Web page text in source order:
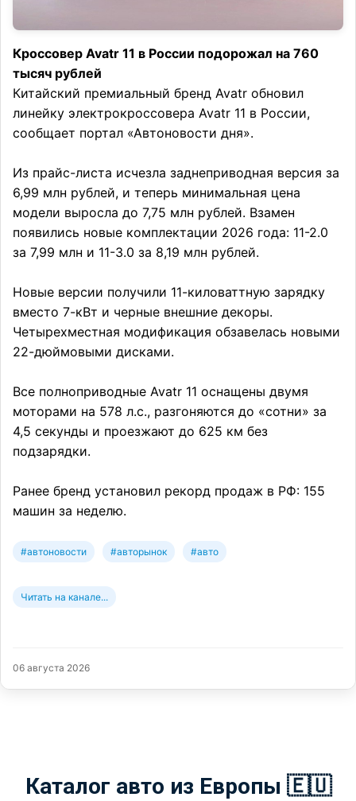
Кроссовер Avatr 11 в России подорожал на 760
тысяч рублей
Китайский премиальный бренд Avatr обновил
линейку электрокроссовера Avatr 11 в России,
сообщает портал «Автоновости дня».
Из прайс-листа исчезла заднеприводная версия за
6,99 млн рублей, и теперь минимальная цена
модели выросла до 7,75 млн рублей. Взамен
появились новые комплектации 2026 года: 11-2.0
за 7,99 млн и 11-3.0 за 8,19 млн рублей.
Новые версии получили 11-киловаттную зарядку
вместо 7-кВт и черные внешние декоры.
Четырехместная модификация обзавелась новыми
22-дюймовыми дисками.
Все полноприводные Avatr 11 оснащены двумя
моторами на 578 л.с., разгоняются до «сотни» за
4,5 секунды и проезжают до 625 км без
подзарядки.
Ранее бренд установил рекорд продаж в РФ: 155
машин за неделю.
#автоновости #авторынок #авто
Читать на канале...
06 августа 2026
Каталог авто из Европы 🇪🇺